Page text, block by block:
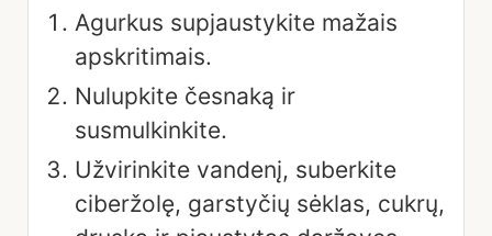
Agurkus supjaustykite mažais
apskritimais.
Nulupkite česnaką ir
susmulkinkite.
Užvirinkite vandenį, suberkite
ciberžolę, garstyčių sėklas, cukrų,